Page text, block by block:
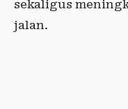
sekaligus
jalan.